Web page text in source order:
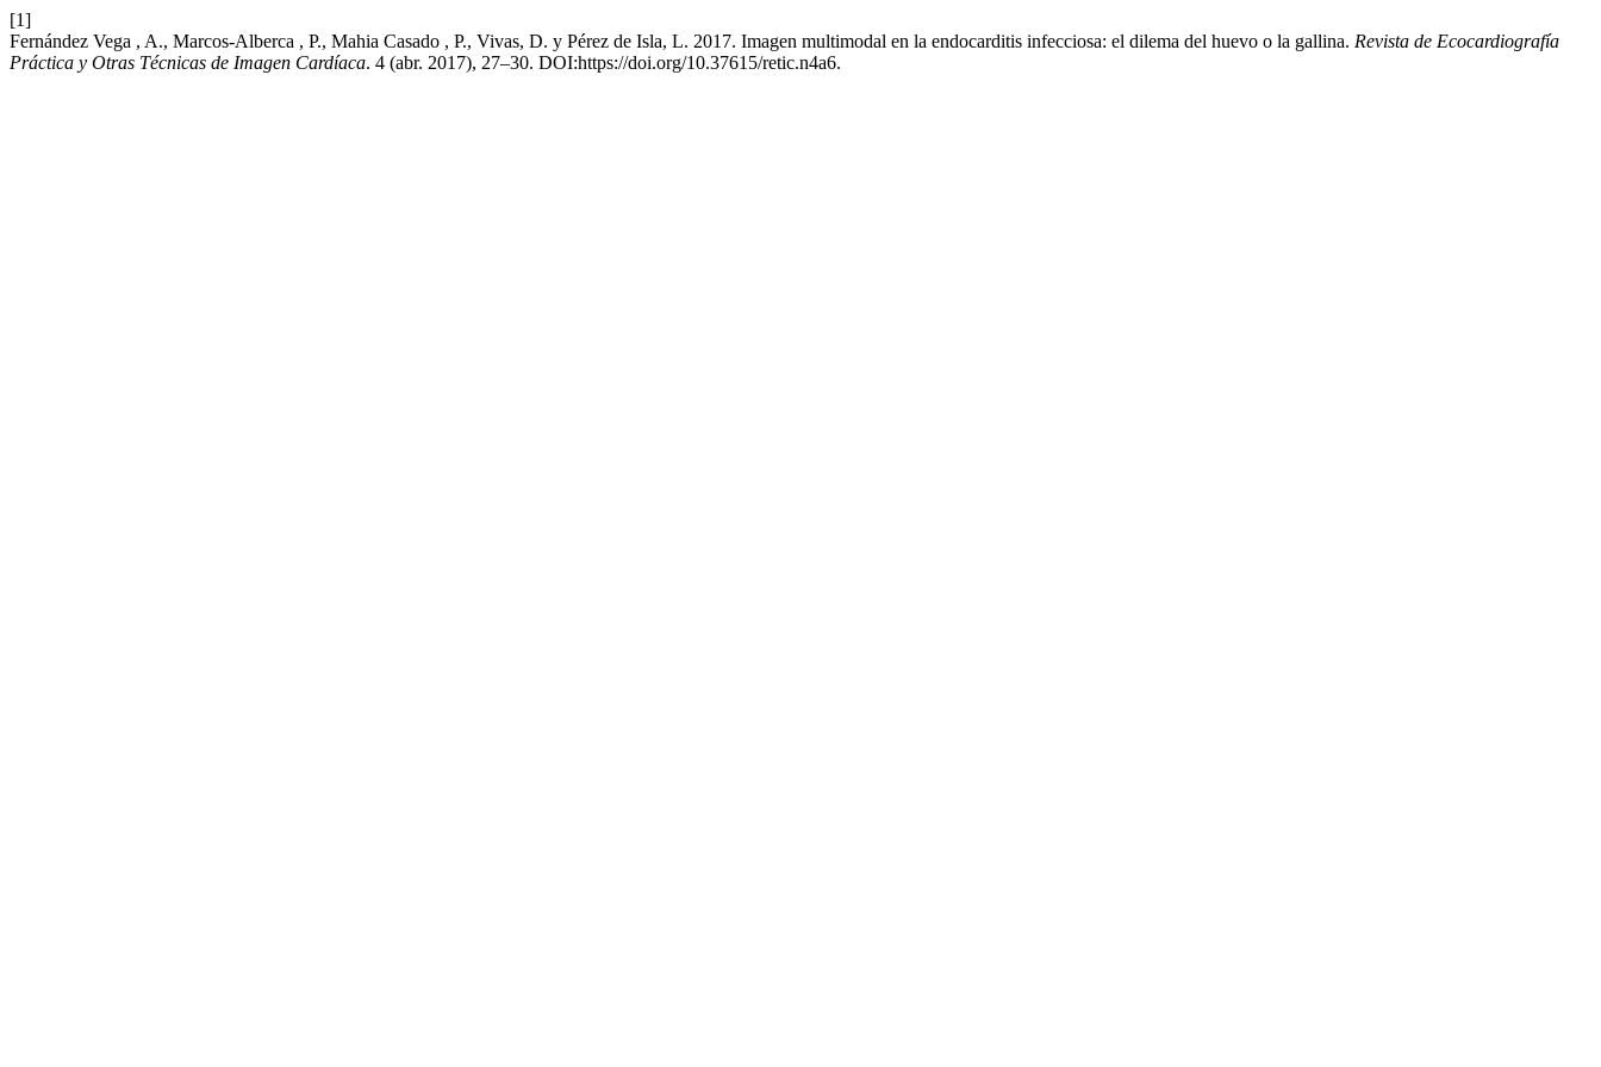
[1]
Fernández Vega , A., Marcos-Alberca , P., Mahia Casado , P., Vivas, D. y Pérez de Isla, L. 2017. Imagen multimodal en la endocarditis infecciosa: el dilema del huevo o la gallina. Revista de Ecocardiografía
Práctica y Otras Técnicas de Imagen Cardíaca. 4 (abr. 2017), 27–30. DOI:https://doi.org/10.37615/retic.n4a6.